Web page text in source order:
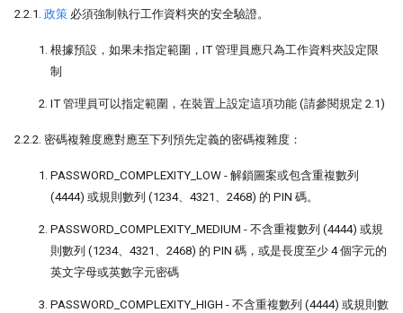
2.2.1. 政策 必須強制執行工作資料夾的安全驗證。
根據預設，如果未指定範圍，IT 管理員應只為工作資料夾設定限
制
IT 管理員可以指定範圍，在裝置上設定這項功能 (請參閱規定 2.1)
2.2.2. 密碼複雜度應對應至下列預先定義的密碼複雜度：
PASSWORD_COMPLEXITY_LOW - 解鎖圖案或包含重複數列
(4444) 或規則數列 (1234、4321、2468) 的 PIN 碼。
PASSWORD_COMPLEXITY_MEDIUM - 不含重複數列 (4444) 或規
則數列 (1234、4321、2468) 的 PIN 碼，或是長度至少 4 個字元的
英文字母或英數字元密碼
PASSWORD_COMPLEXITY_HIGH - 不含重複數列 (4444) 或規則數